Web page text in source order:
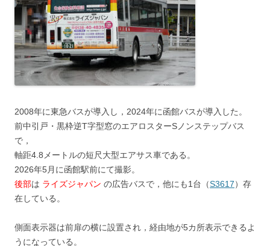
2008年に東急バスが導入し，2024年に函館バスが導入した。
前中引戸・黒枠逆T字型窓のエアロスターSノンステップバス
で，
軸距4.8メートルの短尺大型エアサス車である。
2026年5月に函館駅前にて撮影。
後部は ライズジャパン の広告バスで，他にも1台（S3617）存
在している。
側面表示器は前扉の横に設置され，経由地が5カ所表示できるよ
うになっている。